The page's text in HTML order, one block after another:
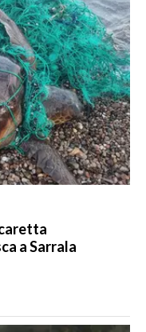
a Sarrala